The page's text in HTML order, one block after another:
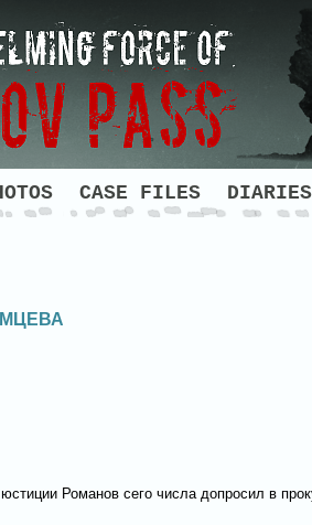
CASE FILES DIARIES
Романов сего числа допросил в